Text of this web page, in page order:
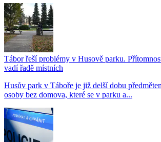
Tábor řeší problémy v Husově parku.
vadí řadě místních
Husův park v Táboře je již delší dobu
osoby bez domova, které se v parku a...